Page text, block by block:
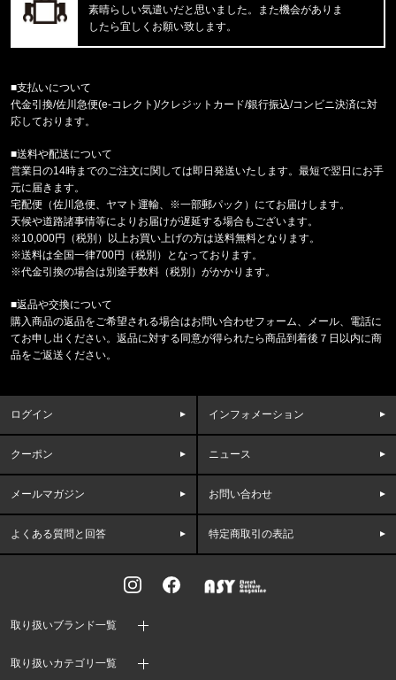
東京都のお客様ご注文ありがとうございます。
reversal/リバーサル
東京都のお客様ご注文ありがとうございます。
reversal/リバーサル
東京都のお客様ご注文ありがとうございます。
THRASHER/スラッシャー
東京都のお客様ご注文ありがとうございます。
47 Brand/フォーティーセブンブランド
ヤンキース キャップ '47 MVP ホ
福岡県のお客様ご注文ありがとうございます。
BILLIONAIRE BOYS CLUB/ﾋﾞﾘｵﾈｱﾎﾞｰｲｽﾞｸﾗﾌﾞ
MESH LS SHIRT C&S BBC
BOREALIS NF0A52SE 56U1534
東京都のお客様ご注文ありがとうございます。
47 Brand/フォーティーセブンブランド
47キャップ ルナー クリーンナップ '
福岡県のお客様ご注文ありがとうございます。
CALVIN KLEIN/カルバンクライン
素晴らしい気遣いだと思いました。また機会がありま
したら宜しくお願い致します。
■支払いについて
代金引換/佐川急便(e-コレクト)/クレジットカード/銀行振込/コンビニ決済に対
応しております。
■送料や配送について
営業日の14時までのご注文に関しては即日発送いたします。最短で翌日にお手
元に届きます。
宅配便（佐川急便、ヤマト運輸、※一部郵パック）にてお届けします。
天候や道路諸事情等によりお届けが遅延する場合もございます。
※10,000円（税別）以上お買い上げの方は送料無料となります。
※送料は全国一律700円（税別）となっております。
※代金引換の場合は別途手数料（税別）がかかります。
■返品や交換について
購入商品の返品をご希望される場合はお問い合わせフォーム、メール、電話に
てお申し出ください。返品に対する同意が得られたら商品到着後７日以内に商
品をご返送ください。
ログイン インフォメーション
クーポン ニュース
メールマガジン お問い合わせ
よくある質問と回答 特定商取引の表記
取り扱いブランド一覧
取り扱いカテゴリ一覧